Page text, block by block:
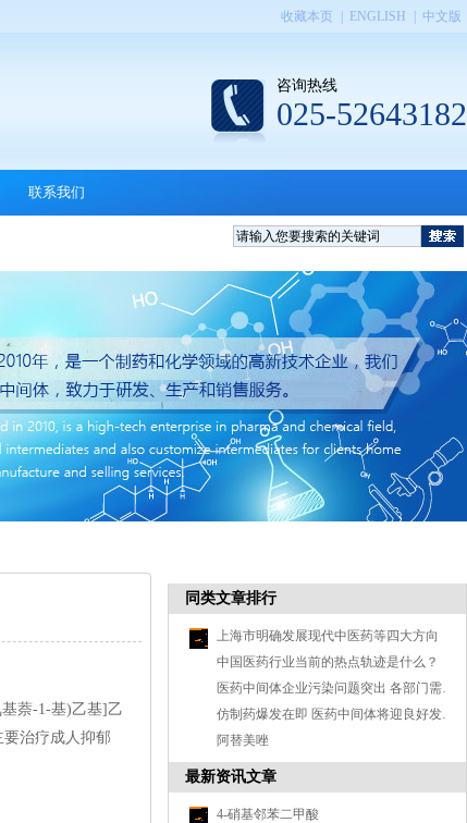
收藏本页 ENGLISH 中文版
咨询热线
025-52643182
联系我们
萘-1-基)乙基]乙
要治疗成人抑郁
同类文章排行
上海市明确发展现代中医药等四大方向
中国医药行业当前的热点轨迹是什么？
医药中间体企业污染问题突出 各部门需携手作战
仿制药爆发在即 医药中间体将迎良好发展机遇
阿替美唑
最新资讯文章
4-硝基邻苯二甲酸